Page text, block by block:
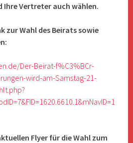
Ihre Vertreter auch wählen.
zur Wahl des Beirats sowie
Der-Beirat-f%C3%BCr-
wird-am-Samstag-21-
Flyer für die Wahl zum